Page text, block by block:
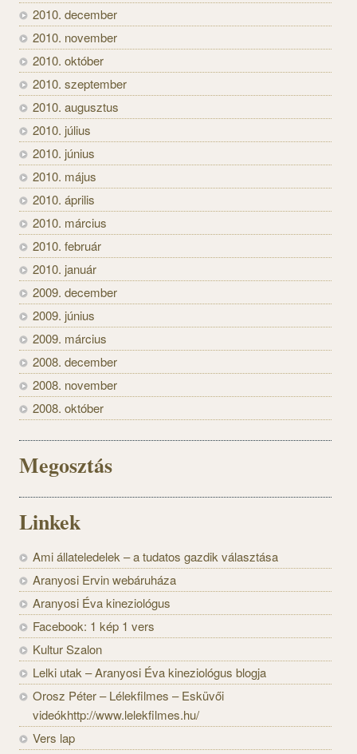
2010. december
2010. november
2010. október
2010. szeptember
2010. augusztus
2010. július
2010. június
2010. május
2010. április
2010. március
2010. február
2010. január
2009. december
2009. június
2009. március
2008. december
2008. november
2008. október
Megosztás
Linkek
Ami állateledelek – a tudatos gazdik választása
Aranyosi Ervin webáruháza
Aranyosi Éva kineziológus
Facebook: 1 kép 1 vers
Kultur Szalon
Lelki utak – Aranyosi Éva kineziológus blogja
Orosz Péter – Lélekfilmes – Esküvői
videókhttp://www.lelekfilmes.hu/
Vers lap